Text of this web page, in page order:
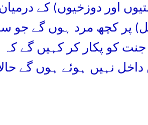
اور دوزخیوں) کے
پر کچھ مرد ہوں گے جو
کو پکار کر کہیں گے
نہیں ہوئے ہوں گے